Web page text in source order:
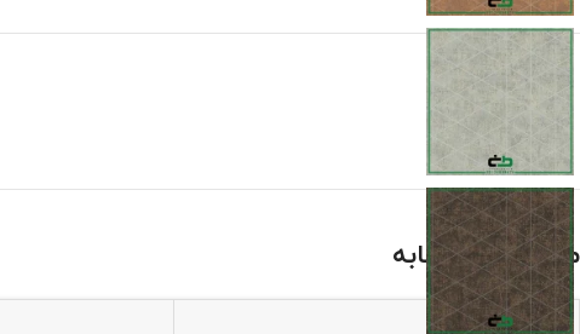
محصولات مشابه